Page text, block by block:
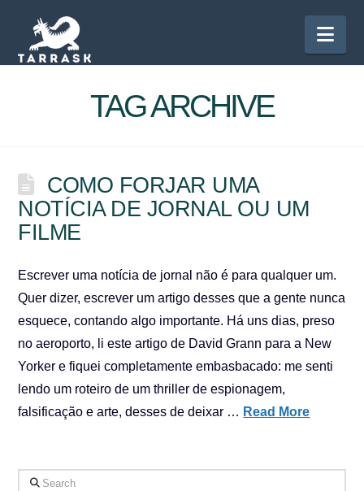
TAG ARCHIVE
COMO FORJAR UMA
NOTÍCIA DE JORNAL OU UM
FILME
Escrever uma notícia de jornal não é para qualquer um.
Quer dizer, escrever um artigo desses que a gente nunca
esquece, contando algo importante. Há uns dias, preso
no aeroporto, li este artigo de David Grann para a New
Yorker e fiquei completamente embasbacado: me senti
lendo um roteiro de um thriller de espionagem,
falsificação e arte, desses de deixar … Read More
Search